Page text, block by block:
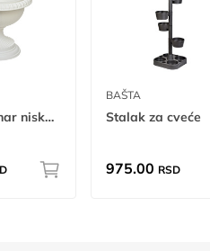
Saksija pehar niski Ø26 mn
BAŠTA
Stalak za cveće
975.00 RSD